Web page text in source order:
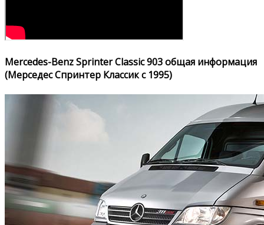
Mercedes-Benz Sprinter Classic 903 общая информация
(Мерседес Спринтер Классик с 1995)